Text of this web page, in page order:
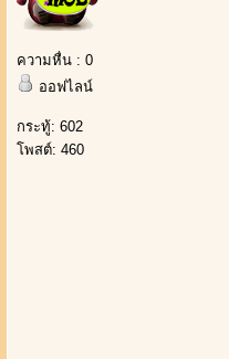
ความหื่น : 0
ออฟไลน์
กระทู้: 602
โพสต์: 460